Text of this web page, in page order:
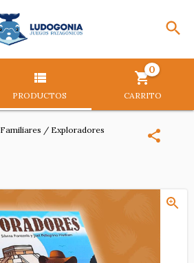
PRODUCTOS CARRITO
0
Familiares / Exploradores